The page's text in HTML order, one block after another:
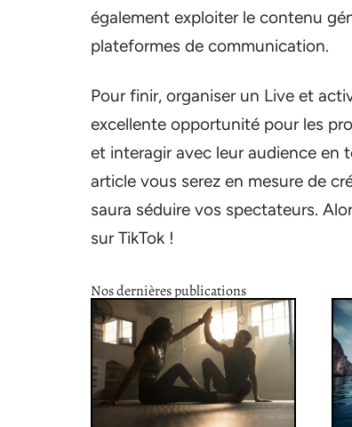
également exploiter le contenu
plateformes de communication.
Pour finir, organiser un Live et
excellente opportunité pour les
et interagir avec leur audience en
article vous serez en mesure de
saura séduire vos spectateurs.
sur TikTok !
Nos dernières publications